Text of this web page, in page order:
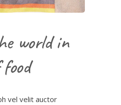
world in
vel velit auctor